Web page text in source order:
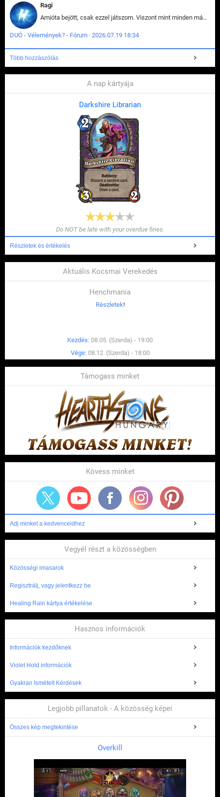
Ragi
Amióta bejött, csak ezzel játszom. Viszont mint minden más - akár az alapjáték is, ez is baromira összetett lett. Néha már pár kör után is esélytelen az egész. Vagy irreállisan túltápol valaki, vagy lelép a partner, vagy csak hülye mint a segg. És amikor eljönne az én időm, na akkor jön el mindenki másé is. Engem jobban érdekelne, hogy ki milyen ratingen szokott játszani. Na ez lenne egy érdekes adat.
DUÓ - Vélemények? - Fórum · 2026.07.19 18:34
Több hozzászólás
A nap kártyája
Darkshire Librarian
Do NOT be late with your overdue fines.
Részletek és értékelés
Aktuális Kocsmai Verekedés
Henchmania
Részletek!
Kezdés: 08.05. (Szerda) - 19:00
Vége: 08.12. (Szerda) - 18:00
Támogass minket
Kövess minket
Adj minket a kedvenceidhez
Vegyél részt a közösségben
Közösségi imasarok
Regisztrálj, vagy jelentkezz be
Healing Rain kártya értékelése
Hasznos információk
Információk kezdőknek
Violet Hold információk
Gyakran Ismételt Kérdések
Legjobb pillanatok - A közösség képei
Összes kép megtekintése
Overkill